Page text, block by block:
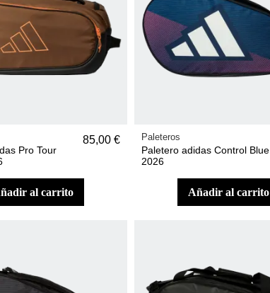
Pro Tour
85,00 €
añadir al carrito
Paleteros
Paletero adidas Control Blue
2026
añadir al carrito